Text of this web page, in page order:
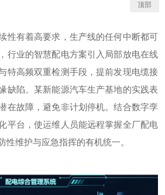
性有着高要求，生产线的任何中断都可
行业的智慧配电方案引入局部放电在线
特高频双重检测手段，提前发现电缆接
缺陷。某新能源汽车生产基地的实践表
在故障，避免非计划停机。结合数字孪
平台，使运维人员能远程掌握全厂配电
性维护与应急指挥的有机统一。
顶部